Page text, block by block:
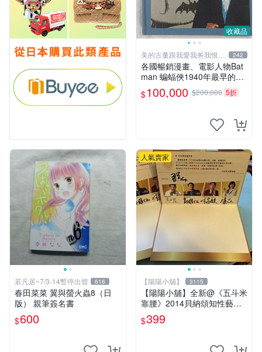
收藏品
美的古董跟我愛我爸我恨壞
人
242
各國暢銷漫畫、電影人物Bat
man 蝙蝠俠1940年最早的創
作者，這本書是Batman and
me 是Bob Kane1990年出的
$100,000 $200,000 5折
若凡居~7/3-14暫停出貨 616
春田菜菜 翼與螢火蟲8（日
版） 親筆簽名書
$600
人氣賣家
【陽陽小舖】 3115
【陽陽小舖】全新@《五斗米
靠腰》2014貝納頌知性藝文
季 演員親筆簽名邀請函(馬克
黃迪揚 郭耀仁 林家麒 蔡亘
$399